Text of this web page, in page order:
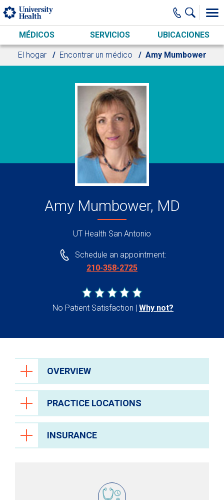
Skip to main content
MÉDICOS SERVICIOS UBICACIONES
El hogar Encontrar un médico Amy Mumbower
Amy Mumbower, MD
UT Health San Antonio
Schedule an appointment:
210-358-2725
No Patient Satisfaction Why not?
OVERVIEW
PRACTICE LOCATIONS
INSURANCE